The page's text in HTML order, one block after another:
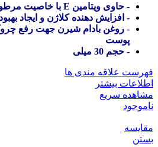
- حاوی ویتامین E با خاصیت مرطوب کنندگی بالا
- افزایش دهنده کلاژن و ایجاد
- روغن بادام شیرن جهت رفع
پوست
- حجم 30 میلی
فهرست علاقه مندی ها
اطلاعات بیشتر
مشاهده سریع
ناموجود
مقایسه
بستن